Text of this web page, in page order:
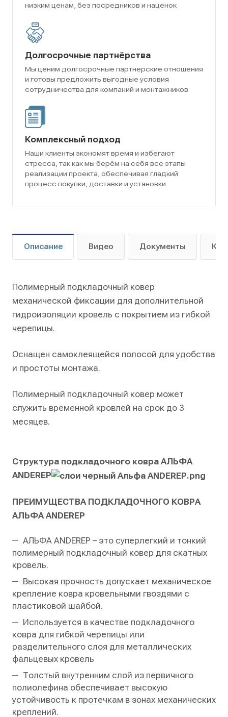
низким ценам, без посредников и наценок
Долгосрочные партнёрства
Мы ценим долгосрочные партнерские отношения
и готовы предложить выгодные условия
сотрудничества для компаний и монтажников
Комплексный подход
Наши клиенты экономят время и избегают
стресса, так как мы берём на себя все этапы
реализации проекта, обеспечивая гладкий
процесс покупки, доставки и установки
Описание Видео Документы Как
Полимерный подкладочный ковер
механической фиксации для дополнительной
гидроизоляции кровель с покрытием из гибкой
черепицы.
Оснащен самоклеящейся полосой для удобства
и простоты монтажа.
Полимерный подкладочный ковер может
служить временной кровлей на срок до 3
месяцев.
Структура подкладочного ковра АЛЬФА
ANDEREP
ПРЕИМУЩЕСТВА ПОДКЛАДОЧНОГО КОВРА
АЛЬФА ANDEREP
АЛЬФА ANDEREP – это суперлегкий и тонкий
полимерный подкладочный ковер для скатных
кровель.
Высокая прочность допускает механическое
крепление ковра кровельными гвоздями с
пластиковой шайбой.
Используется в качестве подкладочного
ковра для гибкой черепицы или
разделительного слоя для металлических
фальцевых кровель
Толстый внутренним слой из первичного
полиолефина обеспечивает высокую
устойчивость к протечкам в зонах механических
креплений.